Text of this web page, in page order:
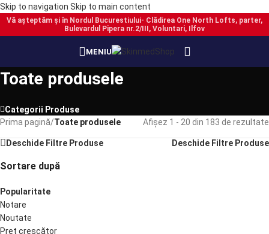
Skip to navigation Skip to main content
Vă așteptăm și în Nordul Bucurestiului- Clădirea One North Lofts, parter,
Bulevardul Pipera nr.2/III, Voluntari, Ilfov
MENIU
Toate produsele
Categorii Produse
Prima pagină/Toate produsele Afișez 1 - 20 din 183 de rezultate
Deschide Filtre Produse Deschide Filtre Produse
Sortare după
Popularitate
Notare
Noutate
Preț crescător